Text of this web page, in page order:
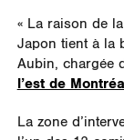
« La raison de
Japon tient à la
Aubin, chargée
l’est de
La zone